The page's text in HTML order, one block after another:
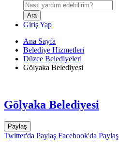
Giriş Yap
Ana Sayfa
Belediye Hizmetleri
Düzce Belediyeleri
Gölyaka Belediyesi
Gölyaka Belediyesi
Paylaş
Twitter'da Paylaş Facebook'da Paylaş